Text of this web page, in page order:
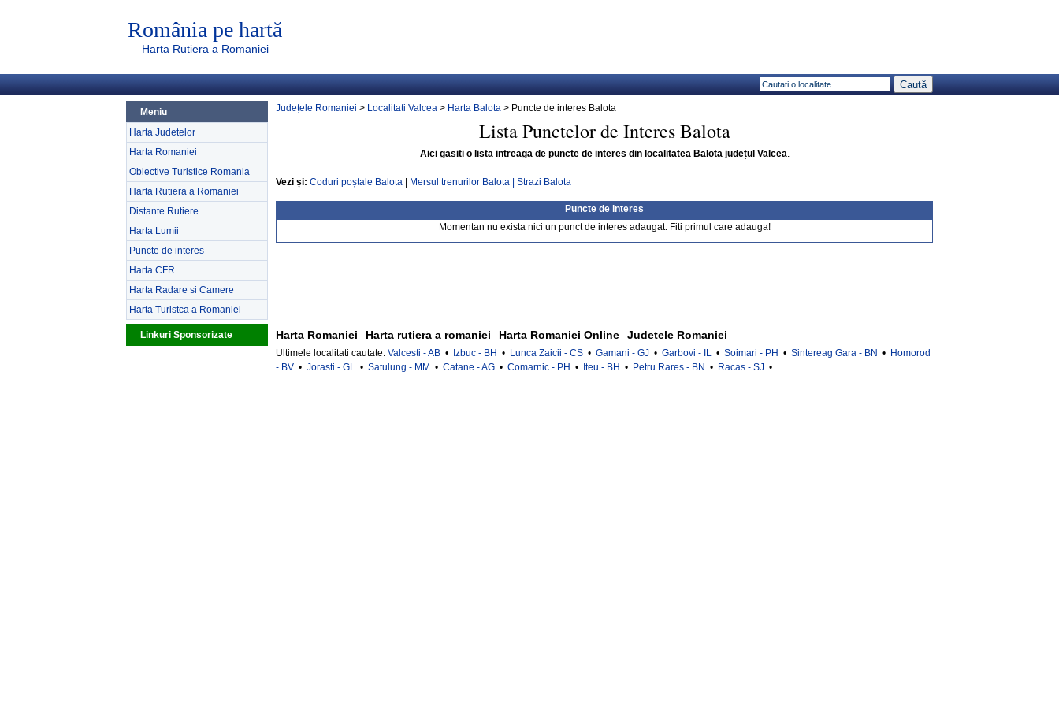
România pe hartă
Harta Rutiera a Romaniei
Meniu
Harta Judetelor
Harta Romaniei
Obiective Turistice Romania
Harta Rutiera a Romaniei
Distante Rutiere
Harta Lumii
Puncte de interes
Harta CFR
Harta Radare si Camere
Harta Turistca a Romaniei
Linkuri Sponsorizate
Județele Romaniei > Localitati Valcea > Harta Balota > Puncte de interes Balota
Lista Punctelor de Interes Balota
Aici gasiti o lista intreaga de puncte de interes din localitatea Balota județul Valcea.
Vezi și: Coduri poștale Balota Mersul trenurilor Balota | Strazi Balota
Puncte de interes
Momentan nu exista nici un punct de interes adaugat. Fiti primul care adauga!
Harta Romaniei Harta rutiera a romaniei Harta Romaniei Online Judetele Romaniei
Ultimele localitati cautate: Valcesti - AB • Izbuc - BH • Lunca Zaicii - CS • Gamani - GJ • Garbovi - IL • Soimari - PH • Sintereag Gara - BN • Homorod
- BV • Jorasti - GL • Satulung - MM • Catane - AG • Comarnic - PH • Iteu - BH • Petru Rares - BN • Racas - SJ •